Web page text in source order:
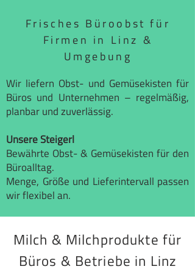
Frisches Büroobst für
Firmen in Linz &
Umgebung
Wir liefern Obst- und Gemüsekisten für
Büros und Unternehmen – regelmäßig,
planbar und zuverlässig.
Unsere Steigerl
Bewährte Obst- & Gemüsekisten für den
Büroalltag.
Menge, Größe und Lieferintervall passen
wir flexibel an.
Milch & Milchprodukte für
Büros & Betriebe in Linz